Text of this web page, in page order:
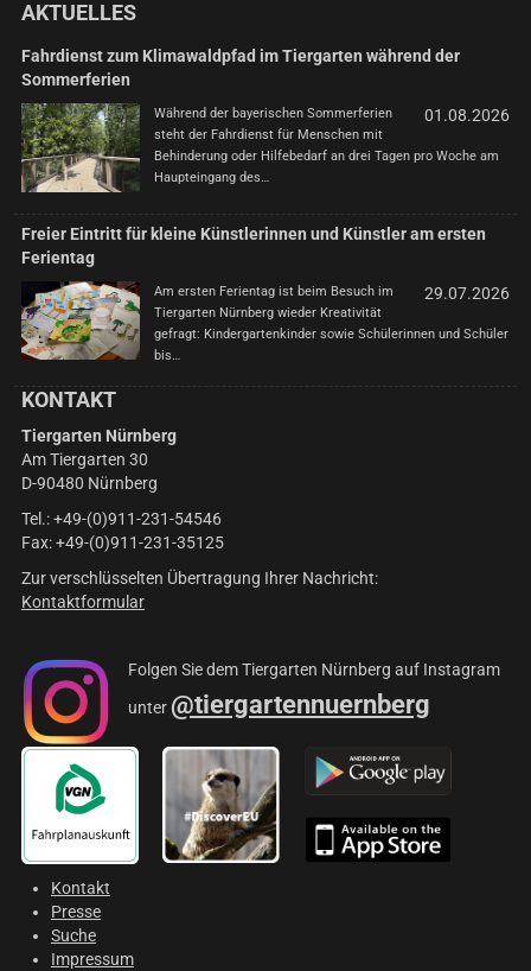
AKTUELLES
Fahrdienst zum Klimawaldpfad im Tiergarten während der
Sommerferien
01.08.2026
Während der bayerischen Sommerferien
steht der Fahrdienst für Menschen mit
Behinderung oder Hilfebedarf an drei Tagen pro Woche am
Haupteingang des…
Freier Eintritt für kleine Künstlerinnen und Künstler am ersten
Ferientag
29.07.2026
Am ersten Ferientag ist beim Besuch im
Tiergarten Nürnberg wieder Kreativität
gefragt: Kindergartenkinder sowie Schülerinnen und Schüler
bis…
KONTAKT
Tiergarten Nürnberg
Am Tiergarten 30
D-90480 Nürnberg
Tel.: +49-(0)911-231-54546
Fax: +49-(0)911-231-35125
Zur verschlüsselten Übertragung Ihrer Nachricht:
Kontaktformular
Folgen Sie dem Tiergarten Nürnberg auf Instagram
unter @tiergartennuernberg
Kontakt
Presse
Suche
Impressum